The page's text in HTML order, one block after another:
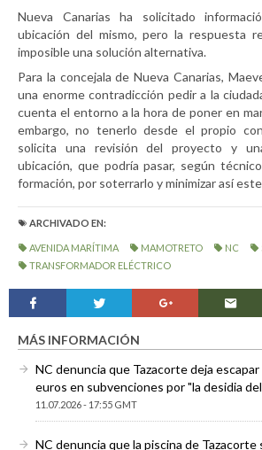
Nueva Canarias ha solicitado
ubicación del mismo, pero la respuesta
imposible una solución alternativa.
Para la concejala de Nueva Canarias,
una enorme contradicción pedir a la
cuenta el entorno a la hora de poner en
embargo, no tenerlo desde el propio
solicita una revisión del proyecto y
ubicación, que podría pasar, según
formación, por soterrarlo y minimizar así
ARCHIVADO EN:
AVENIDA MARÍTIMA MAMOTRETO NC
TRANSFORMADOR ELÉCTRICO
MÁS INFORMACIÓN
NC denuncia que Tazacorte deja
euros en subvenciones por "la desidia
11.07.2026 - 17:55 GMT
NC denuncia que la piscina de Tazacorte